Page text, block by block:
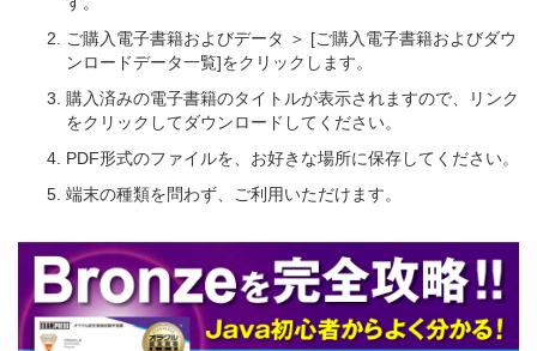
ご購入電子書籍およびデータ ＞ [ご購入電子書籍およびダウ
ンロードデータ一覧]をクリックします。
購入済みの電子書籍のタイトルが表示されますので、リンク
をクリックしてダウンロードしてください。
PDF形式のファイルを、お好きな場所に保存してください。
端末の種類を問わず、ご利用いただけます。